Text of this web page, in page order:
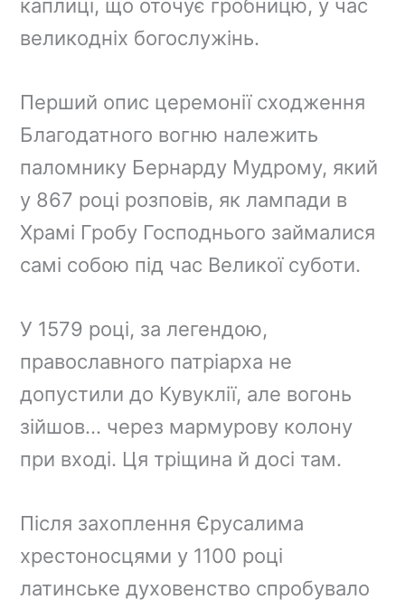
каплиці, що оточує гробницю, у час
великодніх богослужінь.
Перший опис церемонії сходження
Благодатного вогню належить
паломнику Бернарду Мудрому, який
у 867 році розповів, як лампади в
Храмі Гробу Господнього займалися
самі собою під час Великої суботи.
У 1579 році, за легендою,
православного патріарха не
допустили до Кувуклії, але вогонь
зійшов… через мармурову колону
при вході. Ця тріщина й досі там.
Після захоплення Єрусалима
хрестоносцями у 1100 році
латинське духовенство спробувало